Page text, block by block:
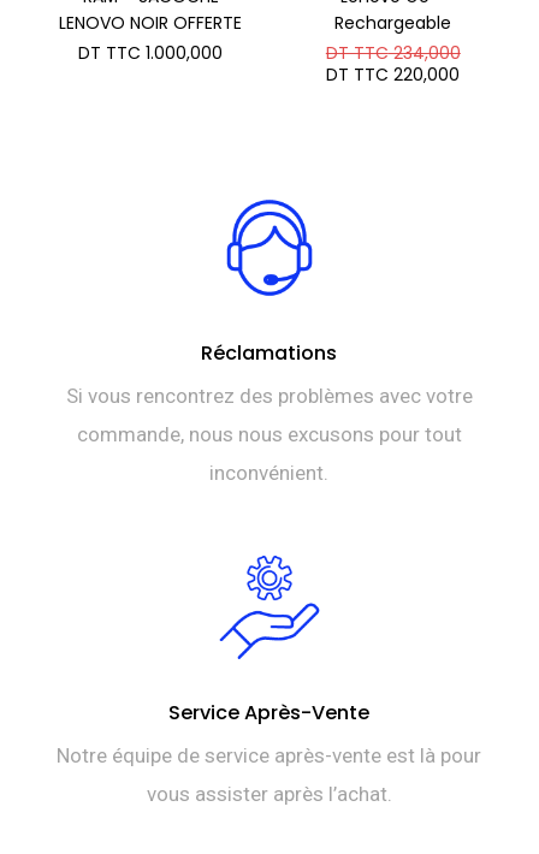
LENOVO NOIR OFFERTE
DT TTC 1.000,000
Rechargeable
DT TTC234,000Le
DT TTC 220,000
Réclamations
Si vous rencontrez des problèmes avec votre
commande, nous nous excusons pour tout
inconvénient.
Service Après-Vente
Notre équipe de service après-vente est là pour
vous assister après l’achat.